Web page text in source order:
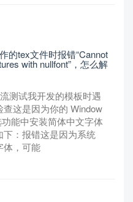
的tex文件时报错“Cannot
with nullfont”，怎么解
测试我开发的模板时遇
这是因为你的 Window
能中安装简体中文字体
：报错这是因为系统
体，可能